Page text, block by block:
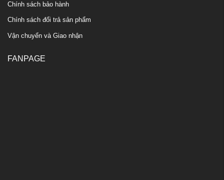
Chính sách bảo hành
Chính sách đổi trả sản phẩm
Vận chuyển và Giao nhận
FANPAGE